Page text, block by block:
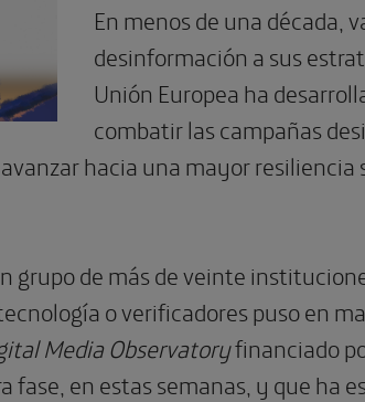
En menos de una década,
desinformación a sus
Unión Europea ha
combatir las campañas
hacia una mayor
grupo de más de veinte
o verificadores puso en
Media Observatoryfinanciado
fase, en estas semanas, y que ha